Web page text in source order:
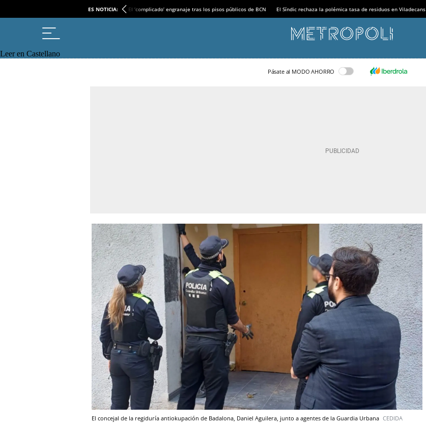
ES NOTICIA: El ‘complicado’ engranaje tras los pisos públicos de BCN El Síndic rechaza la polémica tasa de residuos en Viladecans
Leer en Castellano
Pásate al MODO AHORRO
El concejal de la regiduría antiokupación de Badalona, Daniel Aguilera, junto a agentes de la Guardia Urbana CEDIDA